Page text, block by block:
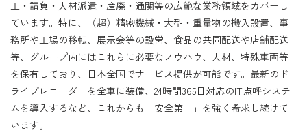
工・請負・人材派遣・産廃・通関等の広範な業務領域をカバーし
ています。特に、（超）精密機械・大型・重量物の搬入設置、事
務所や工場の移転、展示会等の設営、食品の共同配送や店舗配送
等、グループ内にはこれらに必要なノウハウ、人材、特殊車両等
を保有しており、日本全国でサービス提供が可能です。最新のド
ライブレコーダーを全車に装備、24時間365日対応のIT点呼システ
ムを導入するなど、これからも「安全第一」を強く希求し続けて
います。